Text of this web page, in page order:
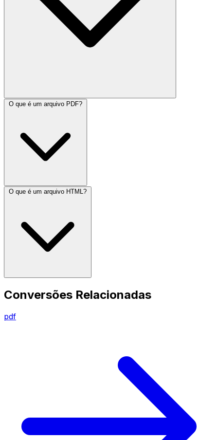
O que é um arquivo PDF?
O que é um arquivo HTML?
Conversões Relacionadas
pdf